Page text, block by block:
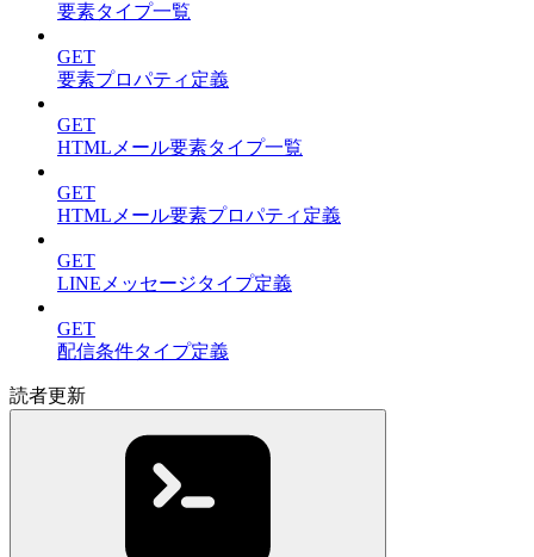
要素タイプ一覧
GET
要素プロパティ定義
GET
HTMLメール要素タイプ一覧
GET
HTMLメール要素プロパティ定義
GET
LINEメッセージタイプ定義
GET
配信条件タイプ定義
読者更新